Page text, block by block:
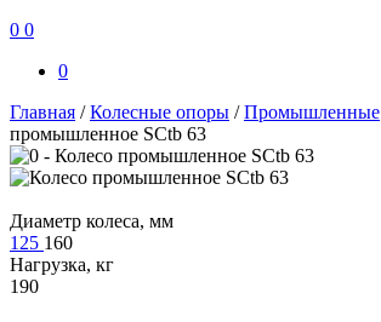
0 0
0
Главная /Колесные опоры /Промышленные
промышленное SCtb 63
Диаметр колеса, мм
125 160
Нагрузка, кг
190